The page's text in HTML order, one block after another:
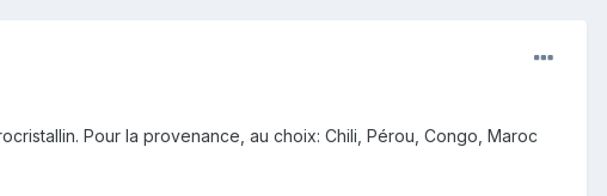
Pour la provenance, au choix: Chili, Pérou, Congo, Maroc